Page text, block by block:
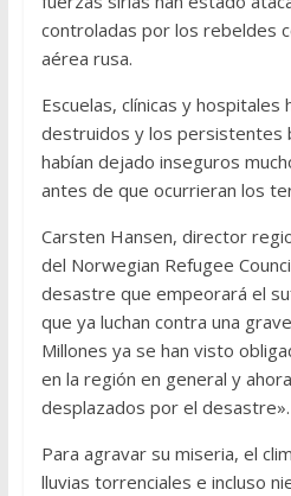
controladas por los rebeldes
aérea rusa.
Escuelas, clínicas y
destruidos y los persistentes
habían dejado inseguros
antes de que ocurrieran los
Carsten Hansen, director
del Norwegian Refugee
desastre que empeorará el
que ya luchan contra una
Millones ya se han visto
en la región en general y
desplazados por el desastre».
Para agravar su miseria, el
lluvias torrenciales e incluso